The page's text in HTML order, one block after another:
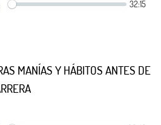
MANÍAS Y HÁBITOS ANTES DE